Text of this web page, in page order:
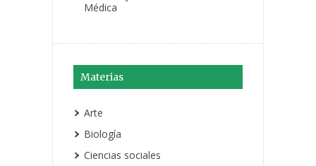
Médica
Materias
Arte
Biología
Ciencias sociales